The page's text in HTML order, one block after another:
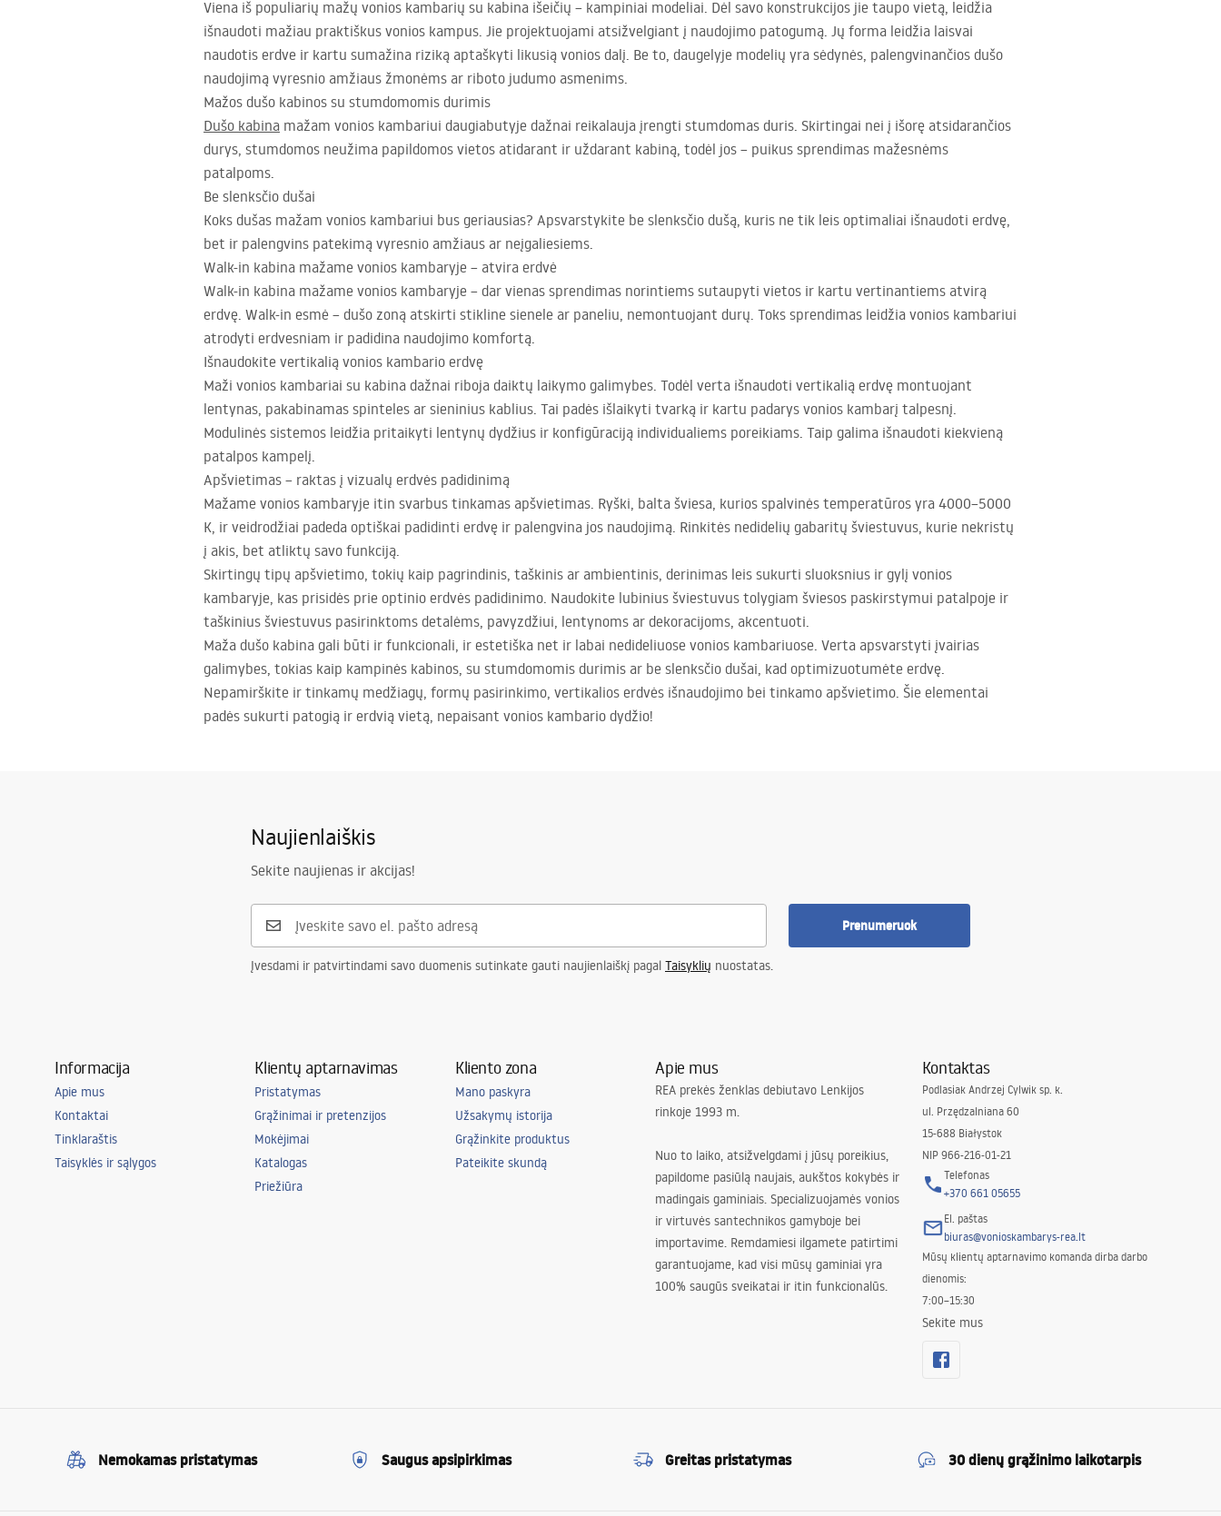
Viena iš populiarių mažų vonios kambarių su kabina išeičių – kampiniai modeliai. Dėl savo konstrukcijos jie taupo vietą, leidžia
išnaudoti mažiau praktiškus vonios kampus. Jie projektuojami atsižvelgiant į naudojimo patogumą. Jų forma leidžia laisvai
naudotis erdve ir kartu sumažina riziką aptaškyti likusią vonios dalį. Be to, daugelyje modelių yra sėdynės, palengvinančios dušo
naudojimą vyresnio amžiaus žmonėms ar riboto judumo asmenims.
Mažos dušo kabinos su stumdomomis durimis
Dušo kabina mažam vonios kambariui daugiabutyje dažnai reikalauja įrengti stumdomas duris. Skirtingai nei į išorę atsidarančios
durys, stumdomos neužima papildomos vietos atidarant ir uždarant kabiną, todėl jos – puikus sprendimas mažesnėms
patalpoms.
Be slenksčio dušai
Koks dušas mažam vonios kambariui bus geriausias? Apsvarstykite be slenksčio dušą, kuris ne tik leis optimaliai išnaudoti erdvę,
bet ir palengvins patekimą vyresnio amžiaus ar neįgaliesiems.
Walk-in kabina mažame vonios kambaryje – atvira erdvė
Walk-in kabina mažame vonios kambaryje – dar vienas sprendimas norintiems sutaupyti vietos ir kartu vertinantiems atvirą
erdvę. Walk-in esmė – dušo zoną atskirti stikline sienele ar paneliu, nemontuojant durų. Toks sprendimas leidžia vonios kambariui
atrodyti erdvesniam ir padidina naudojimo komfortą.
Išnaudokite vertikalią vonios kambario erdvę
Maži vonios kambariai su kabina dažnai riboja daiktų laikymo galimybes. Todėl verta išnaudoti vertikalią erdvę montuojant
lentynas, pakabinamas spinteles ar sieninius kablius. Tai padės išlaikyti tvarką ir kartu padarys vonios kambarį talpesnį.
Modulinės sistemos leidžia pritaikyti lentynų dydžius ir konfigūraciją individualiems poreikiams. Taip galima išnaudoti kiekvieną
patalpos kampelį.
Apšvietimas – raktas į vizualų erdvės padidinimą
Mažame vonios kambaryje itin svarbus tinkamas apšvietimas. Ryški, balta šviesa, kurios spalvinės temperatūros yra 4000–5000
K, ir veidrodžiai padeda optiškai padidinti erdvę ir palengvina jos naudojimą. Rinkitės nedidelių gabaritų šviestuvus, kurie nekristų
į akis, bet atliktų savo funkciją.
Skirtingų tipų apšvietimo, tokių kaip pagrindinis, taškinis ar ambientinis, derinimas leis sukurti sluoksnius ir gylį vonios
kambaryje, kas prisidės prie optinio erdvės padidinimo. Naudokite lubinius šviestuvus tolygiam šviesos paskirstymui patalpoje ir
taškinius šviestuvus pasirinktoms detalėms, pavyzdžiui, lentynoms ar dekoracijoms, akcentuoti.
Maža dušo kabina gali būti ir funkcionali, ir estetiška net ir labai nedideliuose vonios kambariuose. Verta apsvarstyti įvairias
galimybes, tokias kaip kampinės kabinos, su stumdomomis durimis ar be slenksčio dušai, kad optimizuotumėte erdvę.
Nepamirškite ir tinkamų medžiagų, formų pasirinkimo, vertikalios erdvės išnaudojimo bei tinkamo apšvietimo. Šie elementai
padės sukurti patogią ir erdvią vietą, nepaisant vonios kambario dydžio!
Naujienlaiškis
Sekite naujienas ir akcijas!
Prenumeruok
Įvesdami ir patvirtindami savo duomenis sutinkate gauti naujienlaiškį pagal Taisyklių nuostatas.
Informacija
Apie mus
Kontaktai
Tinklaraštis
Taisyklės ir sąlygos
Klientų aptarnavimas
Pristatymas
Grąžinimai ir pretenzijos
Mokėjimai
Katalogas
Priežiūra
Kliento zona
Mano paskyra
Užsakymų istorija
Grąžinkite produktus
Pateikite skundą
Apie mus
REA prekės ženklas debiutavo Lenkijos
rinkoje 1993 m.
Nuo to laiko, atsižvelgdami į jūsų poreikius,
papildome pasiūlą naujais, aukštos kokybės ir
madingais gaminiais. Specializuojamės vonios
ir virtuvės santechnikos gamyboje bei
importavime. Remdamiesi ilgamete patirtimi
garantuojame, kad visi mūsų gaminiai yra
100% saugūs sveikatai ir itin funkcionalūs.
Kontaktas
Podlasiak Andrzej Cylwik sp. k.
ul. Przędzalniana 60
15-688 Białystok
NIP 966-216-01-21
Telefonas
+370 661 05655
El. paštas
biuras@vonioskambarys-rea.lt
Mūsų klientų aptarnavimo komanda dirba darbo
dienomis:
7:00–15:30
Sekite mus
Nemokamas pristatymas Saugus apsipirkimas Greitas pristatymas 30 dienų grąžinimo laikotarpis